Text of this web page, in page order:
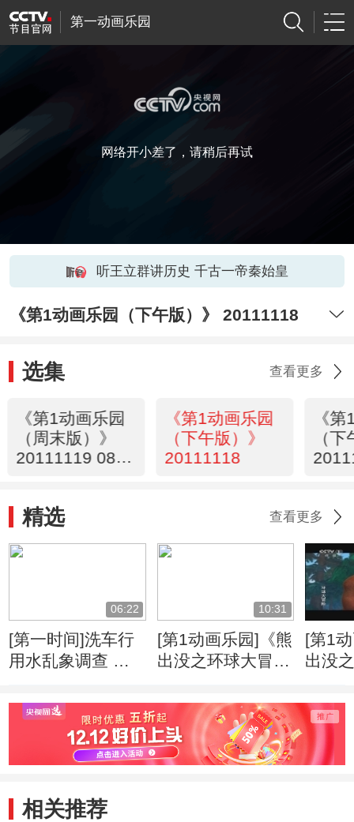
第一动画乐园
网络开小差了，请稍后再试
听王立群讲历史 千古一帝秦始皇
《第1动画乐园（下午版）》 20111118
选集 查看更多
《第1动画乐园
（周末版）》
20111119 08：
《第1动画乐园
（下午版）》
20111118
《
（
精选 查看更多
06:22
[第一时间]洗车行
用水乱象调查 北
车成洗车行潜规则
10:31
[第1动画乐园]《熊
出没之环球大冒
箱
[第1
出没
生病
相关推荐